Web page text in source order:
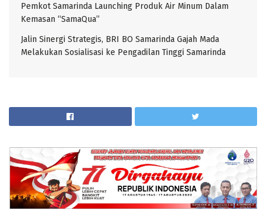
Pemkot Samarinda Launching Produk Air Minum Dalam
Kemasan “SamaQua”
Jalin Sinergi Strategis, BRI BO Samarinda Gajah Mada
Melakukan Sosialisasi ke Pengadilan Tinggi Samarinda